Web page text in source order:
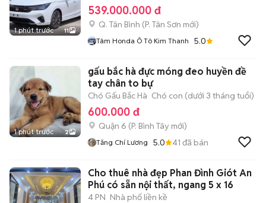
1 phút trước 11
539.000.000 đ
Q. Tân Bình (P. Tân Sơn mới)
Tâm Honda Ô Tô Kim Thanh 5.0
1 phút trước 2
gấu bắc hà đực móng đeo huyền đề
tay chân to bự
Chó Gấu Bắc Hà Chó con (dưới 3 tháng tuổi)
600.000 đ
Quận 6 (P. Bình Tây mới)
Tăng Chí Lương 5.0 41 đã bán
Cho thuê nhà đẹp Phan Đình Giót An
Phú có sẵn nội thất, ngang 5 x 16
4 PN Nhà phố liền kề